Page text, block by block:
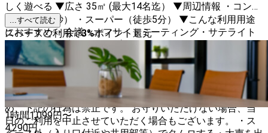
しく遊べる ▼広さ 35㎡ (最大14名迄） ▼周辺情報 ・コンビ
ニ（徒歩30秒） ・スーパー（徒歩5分） ▼こんな利用用途
におすすめ ・会議・オフサイトミーティング・サテライト
オフィス ・誕生日会・サプライズパーティー・結婚パーテ
ィー ・新年会・歓送迎会・送別会・懇親会・オフ会 ・コス
プレ撮影・ロケ撮影・写真撮影・動画撮影 ・料理教室 ・ワ
ークショップ・ヨガ ・スポーツ観戦 ・展示会 ・イベント ・
1日カフェ ・エステ施術 ▼禁止事項 近隣住民への配慮のた
め、下記の行為は禁止です。 お守りいただけない場合、当
日のご利用を中止させていただく場合もございます。 ・ス
...すべて読む
スペースご利用で3%ポイント還元
1時間1,099円〜
4,290円